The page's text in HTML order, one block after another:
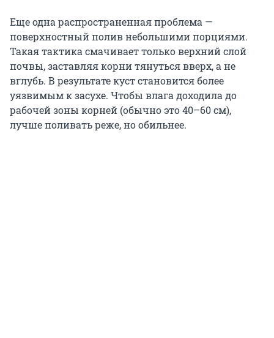
Еще одна распространенная проблема —
поверхностный полив небольшими порциями.
Такая тактика смачивает только верхний слой
почвы, заставляя корни тянуться вверх, а не
вглубь. В результате куст становится более
уязвимым к засухе. Чтобы влага доходила до
рабочей зоны корней (обычно это 40–60 см),
лучше поливать реже, но обильнее.